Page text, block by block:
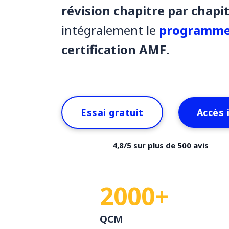
révision chapitre par
intégralement le
certification AMF.
Essai gratuit
4,8/5 sur plus de 500 avis
2000+
QCM